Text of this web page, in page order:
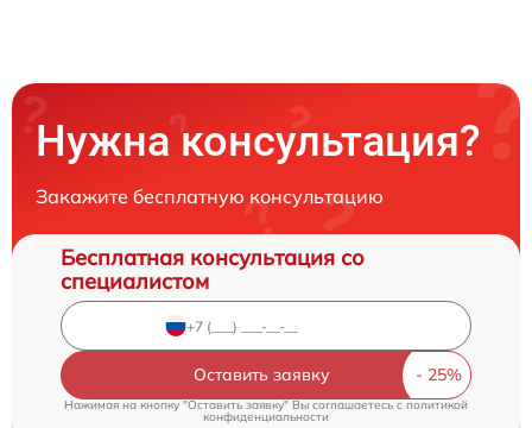
Нужна консультация?
Закажите бесплатную консультацию
Бесплатная консультация со
специалистом
Оставить заявку
Нажимая на кнопку "Оставить заявку" Вы соглашаетесь c политикой
конфиденциальности